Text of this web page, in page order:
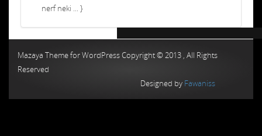
nerf neki ... }
Mazaya Theme for WordPress Copyright © 2013 , All Rights
Reserved
Designed by Fawaniss